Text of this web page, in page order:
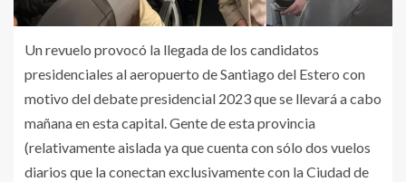
Un revuelo provocó la llegada de los candidatos
presidenciales al aeropuerto de Santiago del Estero con
motivo del debate presidencial 2023 que se llevará a cabo
mañana en esta capital. Gente de esta provincia
(relativamente aislada ya que cuenta con sólo dos vuelos
diarios que la conectan exclusivamente con la Ciudad de